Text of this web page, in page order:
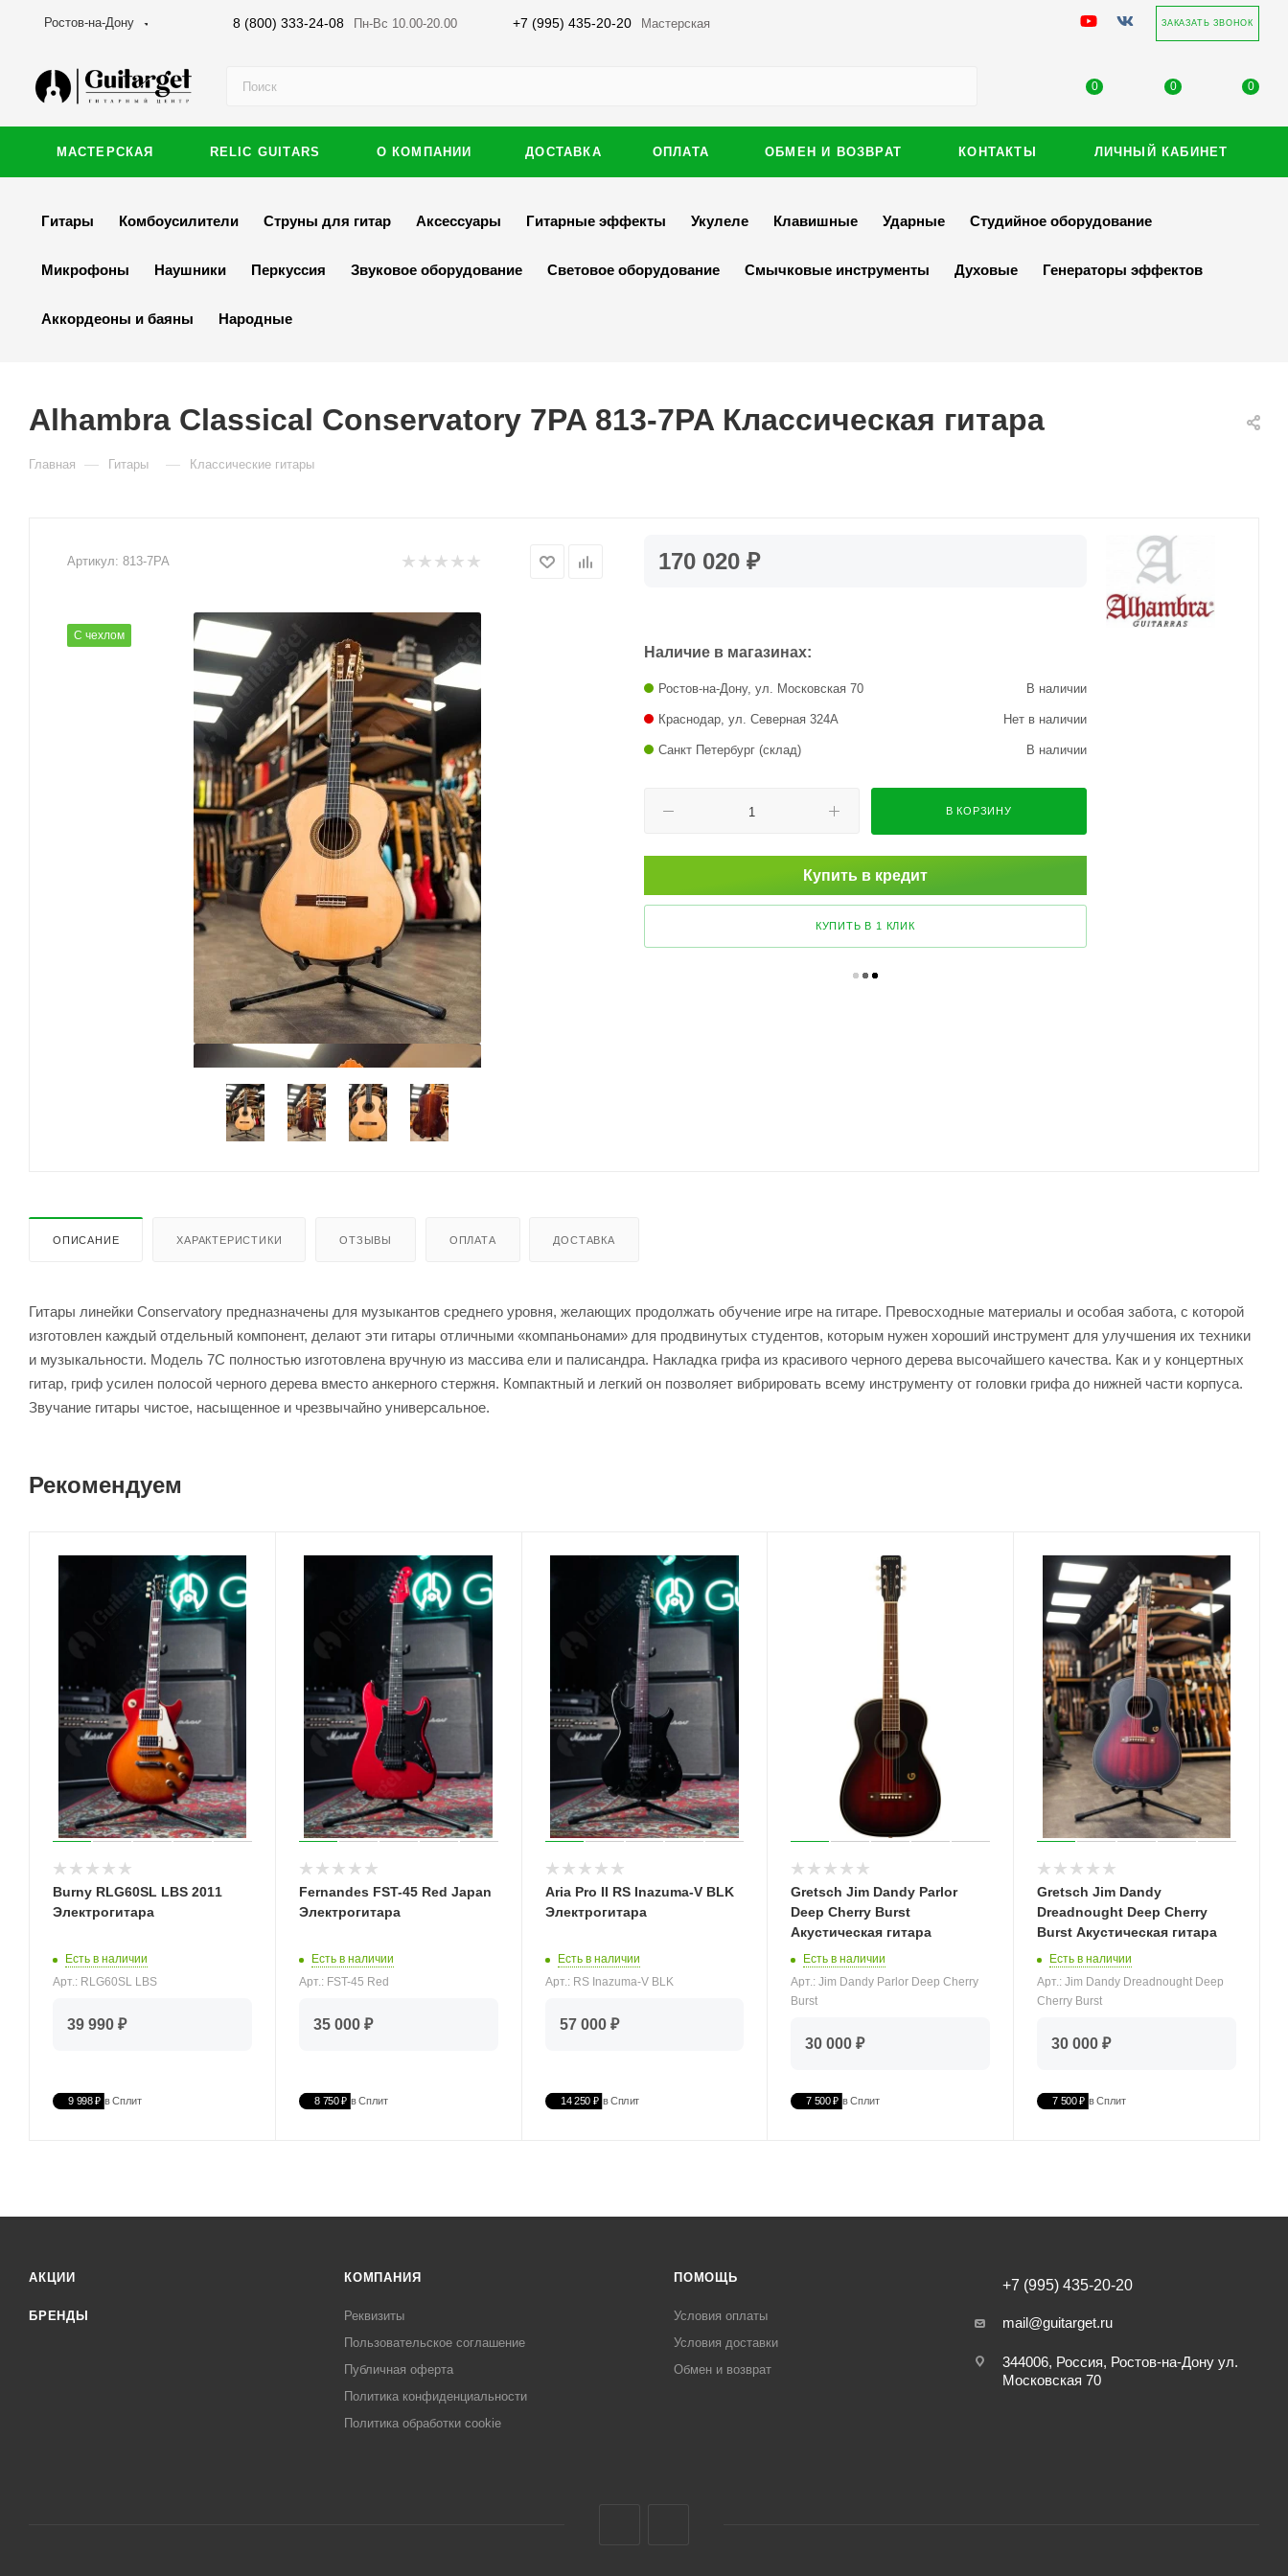
Ростов-на-Дону 8 (800) 333-24-08 Пн-Вс 10.00-20.00 +7 (995) 435-20-20 Мастерская ЗАКАЗАТЬ ЗВОНОК
0 0 0
МАСТЕРСКАЯ RELIC GUITARS О КОМПАНИИ ДОСТАВКА ОПЛАТА ОБМЕН И ВОЗВРАТ КОНТАКТЫ ЛИЧНЫЙ КАБИНЕТ
Гитары Комбоусилители Струны для гитар Аксессуары Гитарные эффекты Укулеле Клавишные Ударные Студийное оборудование
Микрофоны Наушники Перкуссия Звуковое оборудование Световое оборудование Смычковые инструменты Духовые Генераторы эффектов
Аккордеоны и баяны Народные
Alhambra Classical Conservatory 7PA 813-7PA Классическая гитара
Главная — Гитары — Классические гитары
Артикул: 813-7PA
С чехлом
170 020 ₽
Наличие в магазинах:
Краснодар, ул. Северная 324А Нет в наличии
Ростов-на-Дону, ул. Московская 70 В наличии
Санкт Петербург (склад) В наличии
В КОРЗИНУ
Купить в кредит
КУПИТЬ В 1 КЛИК
ОПИСАНИЕ ХАРАКТЕРИСТИКИ ОТЗЫВЫ ОПЛАТА ДОСТАВКА
Гитары линейки Conservatory предназначены для музыкантов среднего уровня, желающих продолжать обучение игре на гитаре. Превосходные материалы и особая забота, с которой
изготовлен каждый отдельный компонент, делают эти гитары отличными «компаньонами» для продвинутых студентов, которым нужен хороший инструмент для улучшения их техники
и музыкальности. Модель 7C полностью изготовлена вручную из массива ели и палисандра. Накладка грифа из красивого черного дерева высочайшего качества. Как и у концертных
гитар, гриф усилен полосой черного дерева вместо анкерного стержня. Компактный и легкий он позволяет вибрировать всему инструменту от головки грифа до нижней части корпуса.
Звучание гитары чистое, насыщенное и чрезвычайно универсальное.
Рекомендуем
Burny RLG60SL LBS 2011
Электрогитара
Есть в наличии
Арт.: RLG60SL LBS
39 990 ₽
9 998 ₽ в Сплит
Fernandes FST-45 Red Japan
Электрогитара
Есть в наличии
Арт.: FST-45 Red
35 000 ₽
8 750 ₽ в Сплит
Aria Pro II RS Inazuma-V BLK
Электрогитара
Есть в наличии
Арт.: RS Inazuma-V BLK
57 000 ₽
14 250 ₽ в Сплит
Gretsch Jim Dandy Parlor
Deep Cherry Burst
Акустическая гитара
Есть в наличии
Арт.: Jim Dandy Parlor Deep Cherry
Burst
30 000 ₽
7 500 ₽ в Сплит
Gretsch Jim Dandy
Dreadnought Deep Cherry
Burst Акустическая гитара
Есть в наличии
Арт.: Jim Dandy Dreadnought Deep
Cherry Burst
30 000 ₽
7 500 ₽ в Сплит
АКЦИИ
БРЕНДЫ
КОМПАНИЯ
Реквизиты
Пользовательское соглашение
Публичная оферта
Политика конфиденциальности
Политика обработки cookie
ПОМОЩЬ
Условия оплаты
Условия доставки
Обмен и возврат
+7 (995) 435-20-20
mail@guitarget.ru
344006, Россия, Ростов-на-Дону ул.
Московская 70